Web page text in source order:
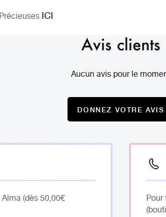
ICI
Avis clients
Aucun avis pour le
DONNEZ VOTRE AVIS
(dès 50,00€